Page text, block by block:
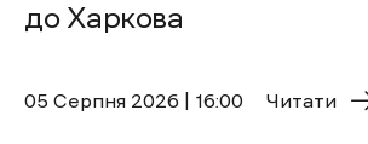
до Харкова
05 Cерпня 2026 | 16:00 Читати